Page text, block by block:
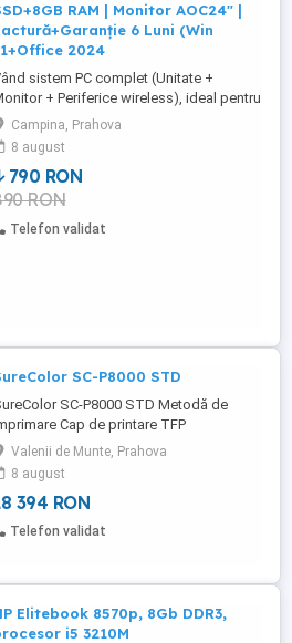
RAM | Monitor AOC24" |
6 Luni (Win
2024
sistem PC complet (Unitate +
+ Periferice wireless), ideal pentru
Școală online, Birou sau Jocuri
(CS2, LoL, Roblox, Minecraft).
este gata de utilizare (Plug &
în stare impecabilă (folosit aprox. 3
Se eliberează FACTURĂ și GARANȚIE
LUNI (emisă de ...
Campina, Prahova
8 august
790 RON
RON
Telefon validat
SC-P8000 STD
SC-P8000 STD Metodă de
Cap de printare TFP
Tehnologie cerneală
HD Culori Negru deschis,
foarte deschis, Negru fotografic,
mat, Cyan, Cyan deschis, Galben,
Magenta, Vivid Magenta deschis
Valenii de Munte, Prahova
8 august
394 RON
Telefon validat
Elitebook 8570p, 8Gb DDR3,
i5 3210M